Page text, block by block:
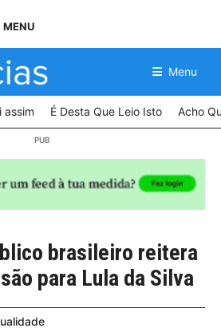
MENU
Menu
assim É Desta Que Leio Isto Acho
brasileiro reitera
para Lula da Silva